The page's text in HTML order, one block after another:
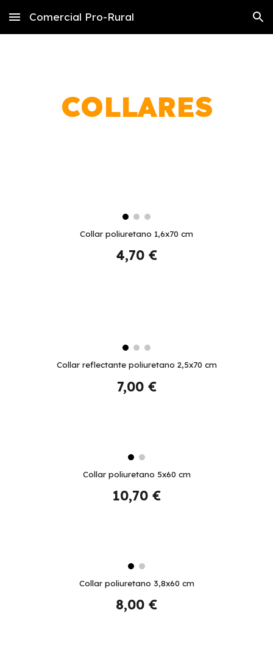
Skip to main content Skip to navigation
Comercial Pro-Rural
COLLARES
Collar poliuretano 1,6x70 cm
4,70 €
Collar reflectante poliuretano 2,5x70 cm
7,00 €
Collar poliuretano 5x60 cm
10,70 €
Collar poliuretano 3,8x60 cm
8,00 €